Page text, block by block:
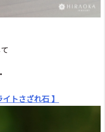
トさざれ石 】